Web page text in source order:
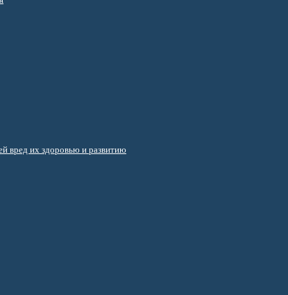
вред их здоровью и развитию